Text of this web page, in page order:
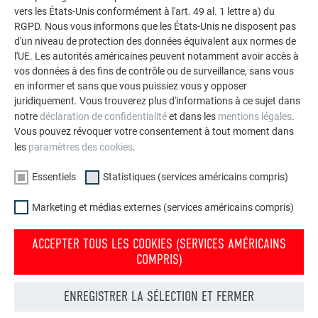
PROJET
LIRE L’ARTICLE PREFARENZEN
vers les États-Unis conformément à l'art. 49 al. 1 lettre a) du
RGPD. Nous vous informons que les États-Unis ne disposent pas
d'un niveau de protection des données équivalent aux normes de
l'UE. Les autorités américaines peuvent notamment avoir accès à
vos données à des fins de contrôle ou de surveillance, sans vous
en informer et sans que vous puissiez vous y opposer
juridiquement. Vous trouverez plus d'informations à ce sujet dans
notredéclaration de confidentialitéet dans les mentions légales.
Vous pouvez révoquer votre consentement à tout moment dans
les paramètres des cookies.
Essentiels Statistiques (services américains compris)
Marketing et médias externes (services américains compris)
ACCEPTER TOUS LES COOKIES (SERVICES AMÉRICAINS
COMPRIS)
ENREGISTRER LA SÉLECTION ET FERMER